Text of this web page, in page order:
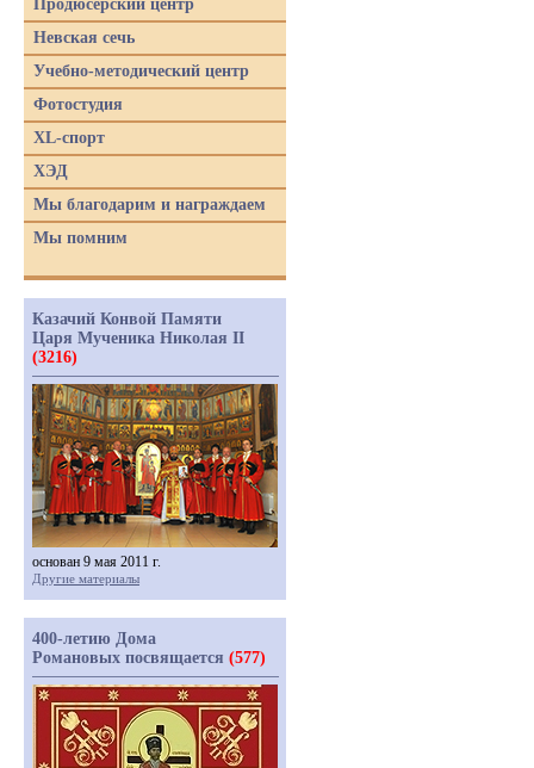
Продюсерский центр
Невская сечь
Учебно-методический центр
Фотостудия
XL-спорт
ХЭД
Мы благодарим и награждаем
Мы помним
Казачий Конвой Памяти
Царя Мученика Николая II
(3216)
основан 9 мая 2011 г.
Другие материалы
400-летию Дома
Романовых посвящается (577)